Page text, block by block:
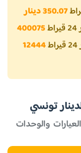
350.07 دينار
400075
12444
تونسي
والوحدات